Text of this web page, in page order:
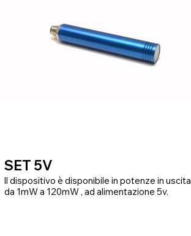
SET 5V
ll dispositivo è disponibile in potenze in uscita
da 1mW a 120mW , ad alimentazione 5v.